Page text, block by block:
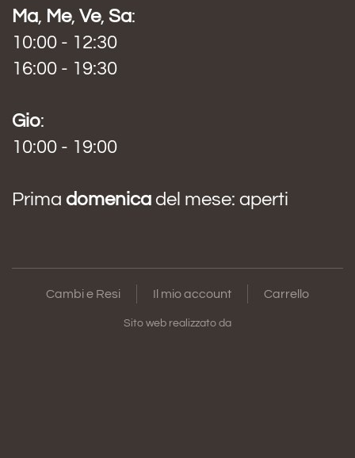
Ma, Me, Ve, Sa:
10:00 - 12:30
16:00 - 19:30
Gio:
10:00 - 19:00
Prima domenica del mese: aperti
Cambi e Resi Il mio account Carrello
Sito web realizzato da